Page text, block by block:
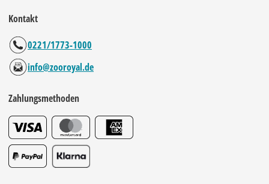
Kontakt
0221/1773-1000
info@zooroyal.de
Zahlungsmethoden